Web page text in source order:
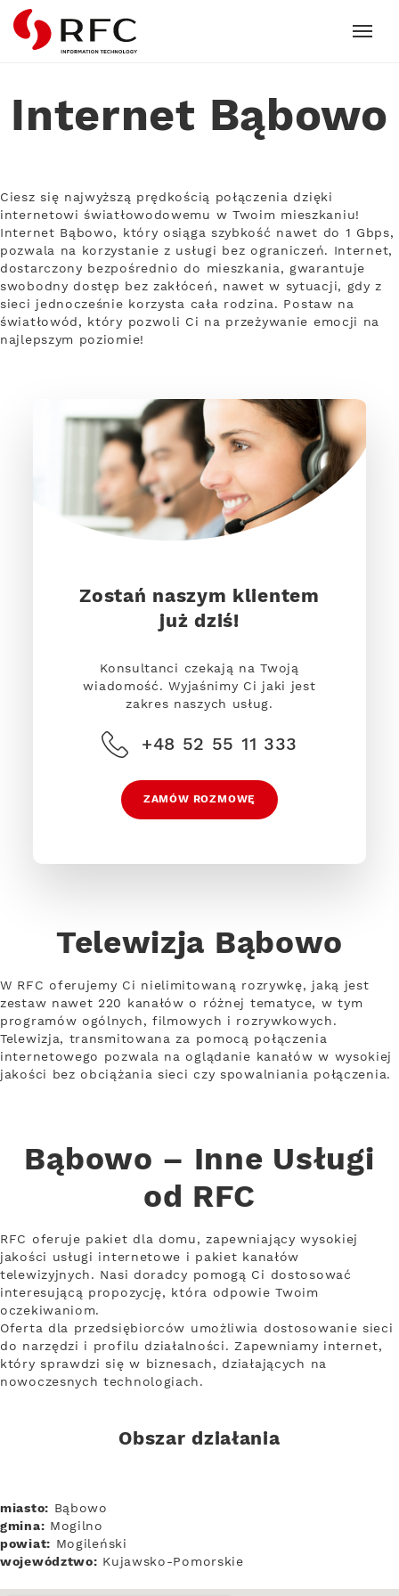
RFC
Internet Bąbowo
Ciesz się najwyższą prędkością połączenia dzięki
internetowi światłowodowemu w Twoim mieszkaniu!
Internet Bąbowo, który osiąga szybkość nawet do 1 Gbps,
pozwala na korzystanie z usługi bez ograniczeń. Internet,
dostarczony bezpośrednio do mieszkania, gwarantuje
swobodny dostęp bez zakłóceń, nawet w sytuacji, gdy z
sieci jednocześnie korzysta cała rodzina. Postaw na
światłowód, który pozwoli Ci na przeżywanie emocji na
najlepszym poziomie!
Zostań naszym klientem
już dziś!
Konsultanci czekają na Twoją
wiadomość. Wyjaśnimy Ci jaki jest
zakres naszych usług.
+48 52 55 11 333
ZAMÓW ROZMOWĘ
Telewizja Bąbowo
W RFC oferujemy Ci nielimitowaną rozrywkę, jaką jest
zestaw nawet 220 kanałów o różnej tematyce, w tym
programów ogólnych, filmowych i rozrywkowych.
Telewizja, transmitowana za pomocą połączenia
internetowego pozwala na oglądanie kanałów w wysokiej
jakości bez obciążania sieci czy spowalniania połączenia.
Bąbowo – Inne Usługi
od RFC
RFC oferuje pakiet dla domu, zapewniający wysokiej
jakości usługi internetowe i pakiet kanałów
telewizyjnych. Nasi doradcy pomogą Ci dostosować
interesującą propozycję, która odpowie Twoim
oczekiwaniom.
Oferta dla przedsiębiorców umożliwia dostosowanie sieci
do narzędzi i profilu działalności. Zapewniamy internet,
który sprawdzi się w biznesach, działających na
nowoczesnych technologiach.
Obszar działania
miasto: Bąbowo
gmina: Mogilno
powiat: Mogileński
województwo: Kujawsko-Pomorskie